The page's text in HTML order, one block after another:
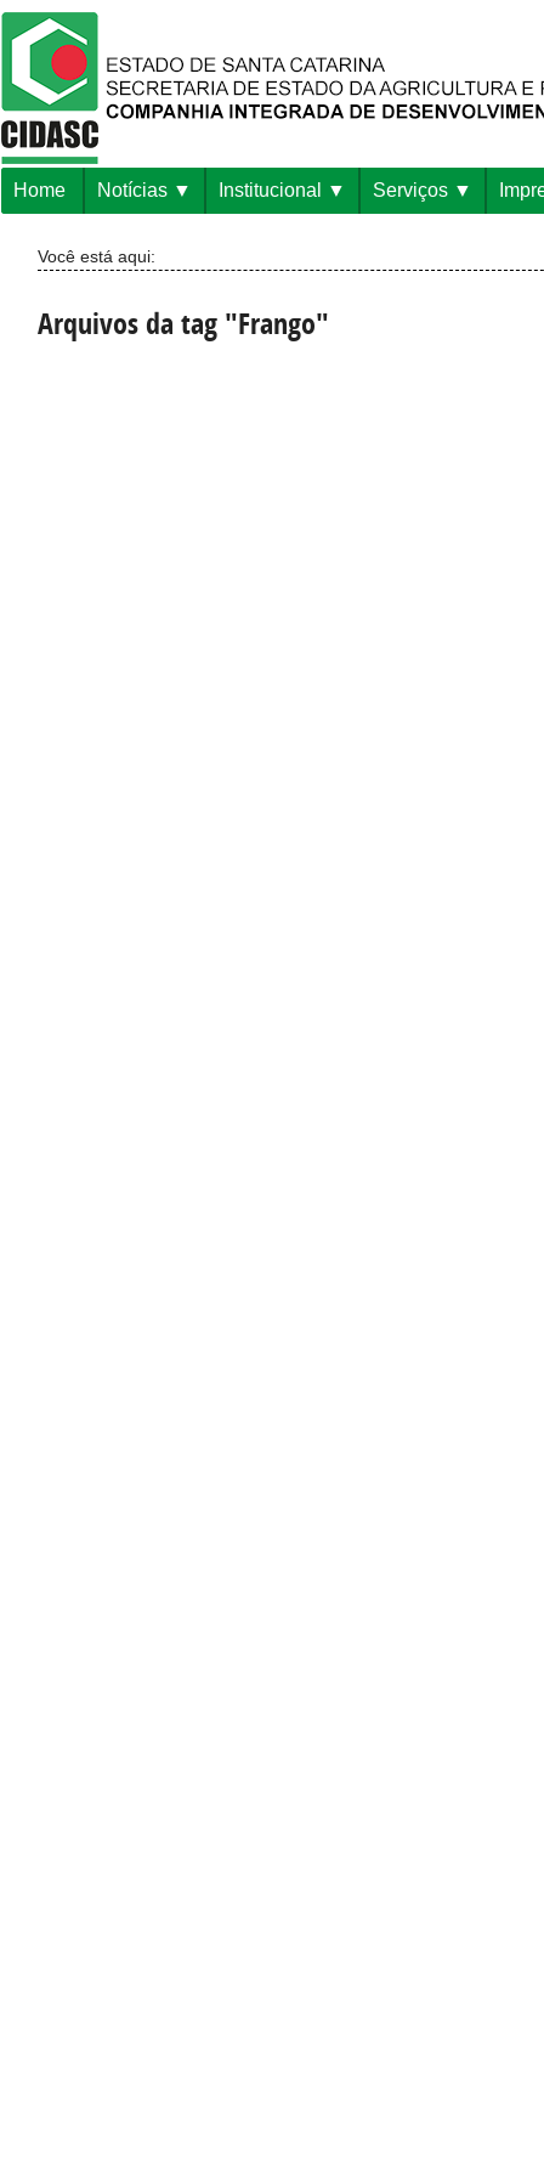
Home Notícias Institucional Serviços
Você está aqui:
Arquivos da tag "Frango"